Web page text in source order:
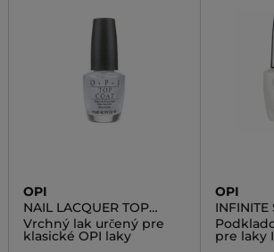
OPI
NAIL LACQUER TOP
COAT
Vrchný lak určený pre
klasické OPI laky
OPI
INFINITE
STAY
pre laky